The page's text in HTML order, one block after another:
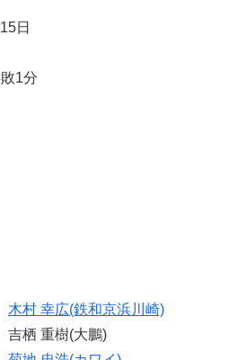
日
1分
木村 幸広(鉄和京浜川崎)
栖 重樹(大鵬)